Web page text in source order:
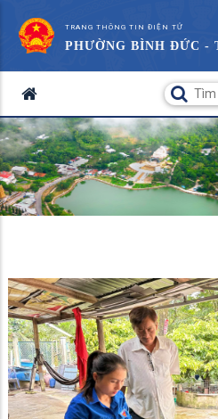
TRANG THÔNG TIN ĐIỆN TỬ
PHƯỜNG BÌNH ĐỨC -